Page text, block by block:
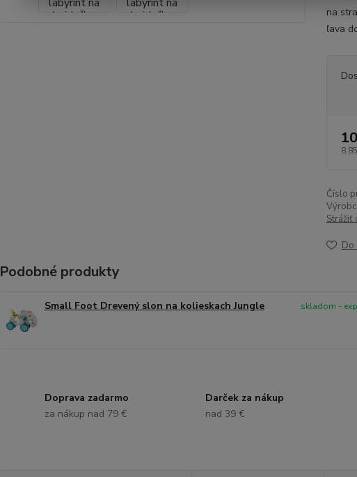
na
ľava
Číslo
Strážiť
Do
Podobné produkty
Small Foot Drevený slon na kolieskach Jungle
skladom -
Doprava zadarmo
za nákup nad 79 €
Darček za nákup
nad 39 €